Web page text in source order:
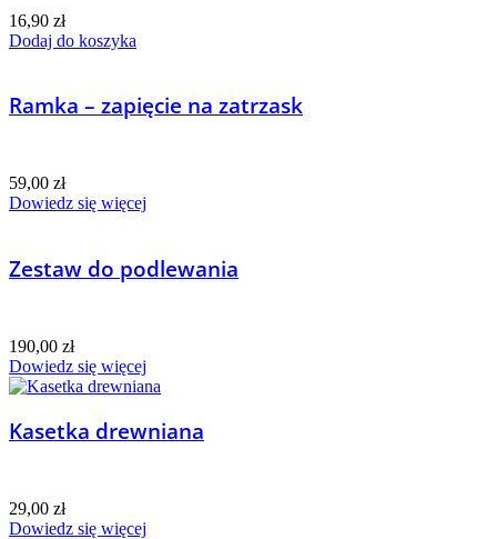
16,90 zł
Dodaj do koszyka
Ramka – zapięcie na zatrzask
59,00 zł
Dowiedz się więcej
Zestaw do podlewania
190,00 zł
Dowiedz się więcej
Kasetka drewniana
29,00 zł
Dowiedz się więcej